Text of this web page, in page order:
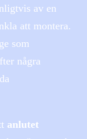
av en
att montera.
som
några
anlutet